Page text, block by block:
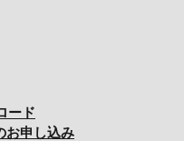
ード
お申し込み